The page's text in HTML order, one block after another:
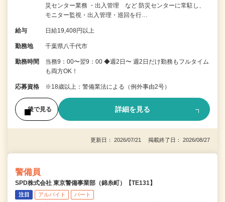
災センター業務 ・出入管理 など 防災センターに常駐し、
モニター監視・出入管理・巡回を行…
給与 日給19,408円以上
勤務地 千葉県八千代市
勤務時間
当務9：00〜翌9：00 ◆週2日〜 週2日だけ勤務もフルタイム
も両方OK！
応募資格 ※18歳以上：警備業法による（例外事由2号）
後で見る 詳細を見る
更新日： 2026/07/21 掲載終了日： 2026/08/27
警備員
SPD株式会社 東京警備事業部（錦糸町）【TE131】
注目 アルバイト パート